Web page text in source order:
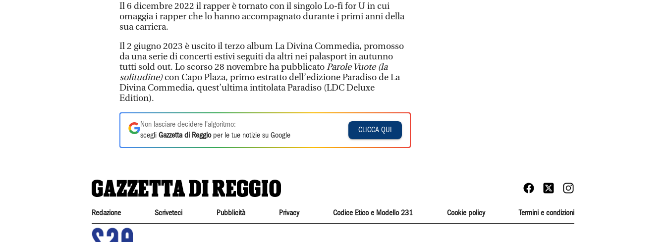
Il 6 dicembre 2022 il rapper è tornato con il singolo Lo-fi for U in cui
omaggia i rapper che lo hanno accompagnato durante i primi anni della
sua carriera.
Il 2 giugno 2023 è uscito il terzo album La Divina Commedia, promosso
da una serie di concerti estivi seguiti da altri nei palasport in autunno
tutti sold out. Lo scorso 28 novembre ha pubblicatoParole Vuote (la
solitudine)con Capo Plaza, primo estratto dell’edizione Paradiso de La
Divina Commedia, quest’ultima intitolata Paradiso (LDC Deluxe
Edition).
Non lasciare decidere l'algoritmo:
scegli Gazzetta di Reggioper le tue notizie su Google
CLICCA QUI
Redazione Scriveteci Pubblicità Privacy Codice Etico e Modello 231 Cookie policy Termini e condizioni